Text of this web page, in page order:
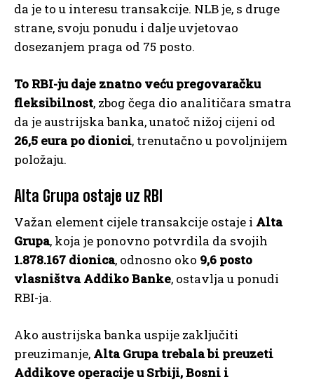
da je to u interesu transakcije. NLB je, s druge
strane, svoju ponudu i dalje uvjetovao
dosezanjem praga od 75 posto.
To RBI-ju daje znatno veću pregovaračku
fleksibilnost, zbog čega dio analitičara smatra
da je austrijska banka, unatoč nižoj cijeni od
26,5 eura po dionici, trenutačno u povoljnijem
položaju.
Alta Grupa ostaje uz RBI
Važan element cijele transakcije ostaje i Alta
Grupa, koja je ponovno potvrdila da svojih
1.878.167 dionica, odnosno oko 9,6 posto
vlasništva Addiko Banke, ostavlja u ponudi
RBI-ja.
Ako austrijska banka uspije zaključiti
preuzimanje, Alta Grupa trebala bi preuzeti
Addikove operacije u Srbiji, Bosni i